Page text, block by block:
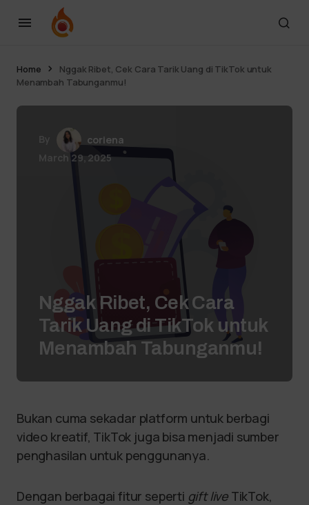
Home
Nggak Ribet, Cek Cara Tarik Uang di TikTok untuk
Menambah Tabunganmu!
coriena
March 29, 2025
Nggak Ribet, Cek Cara
Tarik Uang di TikTok untuk
Menambah Tabunganmu!
Bukan cuma sekadar platform untuk berbagi
video kreatif, TikTok juga bisa menjadi sumber
penghasilan untuk penggunanya.
Dengan berbagai fitur seperti gift live TikTok,